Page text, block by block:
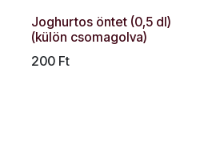
Joghurtos öntet (0,5 dl)
(külön csomagolva)
200Ft